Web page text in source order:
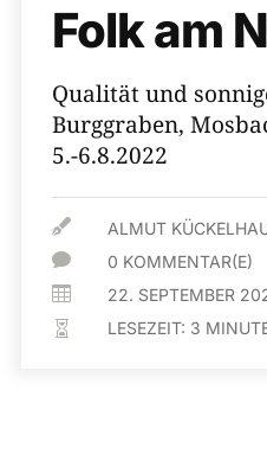
Folk am
Qualität und
Burggraben,
5.-6.8.2022
 ALMUT
 0 KOMMENTAR(E)
 22. SEPTEMBER
 LESEZEIT: 3